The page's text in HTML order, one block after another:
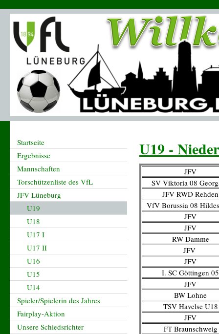
Startseite
Ergebnisse
Mannschaften
Torschützenliste des VfL
JFV Lüneburg
U19
U18
U17 I
U17 II
U16
U15
U14
Spieler/Spielerin des Jahres
Fairplay-Aktion
Unsere Schiedsrichter
U19 -
JFV
SV Viktoria 08
JFV RWD Rehden
VfV Borussia 08
JFV
JFV
RW Damme
JFV
JFV
I. SC Göttingen 05
JFV
BW Lohne
TSV Havelse U18
JFV
FT Braunschweig